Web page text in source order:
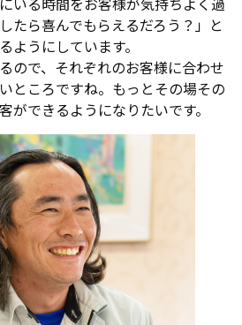
たら喜んでもらえるだろう？」と
ようにしています。
ので、それぞれのお客様に合わせ
ところですね。もっとその場その
ができるようになりたいです。